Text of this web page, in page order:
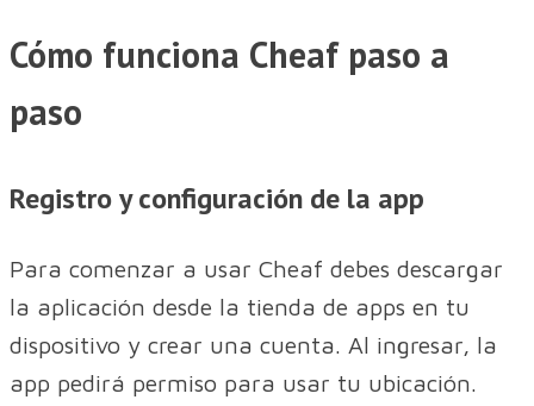
Cómo funciona Cheaf paso a
paso
Registro y configuración de la app
Para comenzar a usar Cheaf debes descargar
la aplicación desde la tienda de apps en tu
dispositivo y crear una cuenta. Al ingresar, la
app pedirá permiso para usar tu ubicación.